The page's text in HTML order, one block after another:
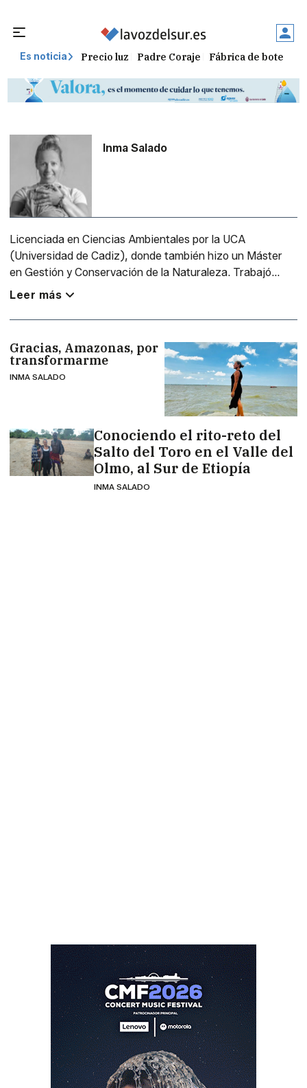
Es noticia Precio luz Padre Coraje Fábrica de botellas
Inma Salado
Licenciada en Ciencias Ambientales por la UCA
(Universidad de Cadiz), donde también hizo un Máster
en Gestión y Conservación de la Naturaleza. Trabajó
como Directora General en Salinas artesanales. Acaba de
Leer más
Gracias, Amazonas, por
transformarme
INMA SALADO
Conociendo el rito-reto del
Salto del Toro en el Valle del
Olmo, al Sur de Etiopía
INMA SALADO